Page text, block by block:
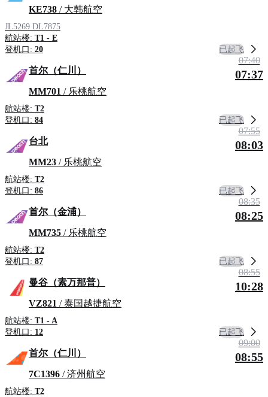
KE738 / 大韩航空
JL5269 DL7875
航站楼: T1 - E
登机口: 20 已起飞
首尔（仁川）
MM701 / 乐桃航空
航站楼: T2
登机口: 84
07:40
07:37
已起飞
台北
MM23 / 乐桃航空
航站楼: T2
登机口: 86
07:55
08:03
已起飞
首尔（金浦）
MM735 / 乐桃航空
航站楼: T2
登机口: 87
08:35
08:25
已起飞
曼谷（素万那普）
VZ821 / 泰国越捷航空
航站楼: T1 - A
登机口: 12
08:55
10:28
已起飞
首尔（仁川）
7C1396 / 济州航空
航站楼: T2
09:00
08:55